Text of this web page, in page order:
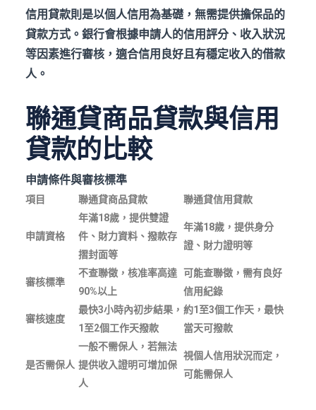
信用貸款則是以個人信用為基礎，無需提供擔保品的
貸款方式。銀行會根據申請人的信用評分、收入狀況
等因素進行審核，適合信用良好且有穩定收入的借款
人。
聯通貸商品貸款與信用
貸款的比較
申請條件與審核標準
項目 聯通貸商品貸款 聯通貸信用貸款
申請資格
年滿18歲，提供雙證
件、財力資料、撥款存
摺封面等
年滿18歲，提供身分
證、財力證明等
審核標準
不查聯徵，核准率高達
90%以上
可能查聯徵，需有良好
信用紀錄
審核速度
最快3小時內初步結果，
1至2個工作天撥款
約1至3個工作天，最快
當天可撥款
是否需保人
一般不需保人，若無法
提供收入證明可增加保
人
視個人信用狀況而定，
可能需保人